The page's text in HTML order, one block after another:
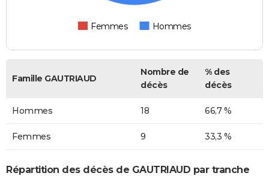
Femmes Hommes
Famille GAUTRIAUD
Nombre de
décès
% des
décès
Hommes 18 66,7 %
Femmes 9 33,3 %
Répartition des décès de GAUTRIAUD par tranche